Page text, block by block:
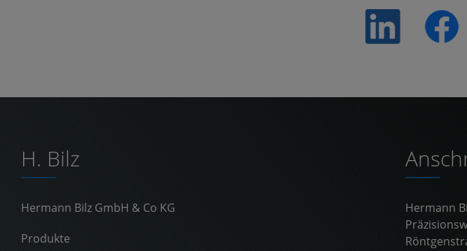
H. Bilz
Hermann Bilz GmbH & Co KG
Produkte
Hermann